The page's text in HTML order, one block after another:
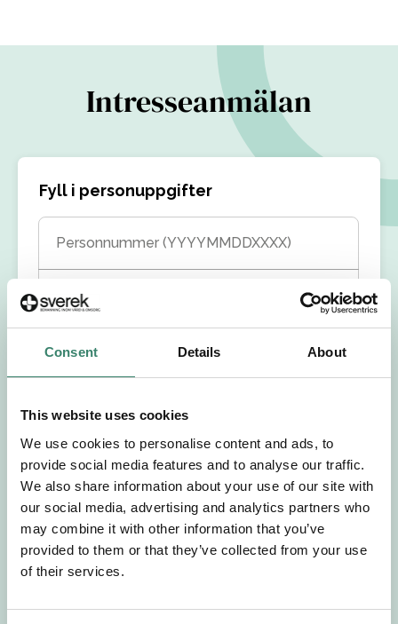
Consent Details About
This website uses cookies
We use cookies to personalise content and ads, to
provide social media features and to analyse our traffic.
We also share information about your use of our site with
our social media, advertising and analytics partners who
may combine it with other information that you’ve
provided to them or that they’ve collected from your use
of their services.
Intresseanmälan
Fyll i personuppgifter
Personnummer (YYYYMMDDXXXX)
Förnamn
Efternamn
Välj önskat arbetsområde
Välj önskad anställningsform
+46
E-post